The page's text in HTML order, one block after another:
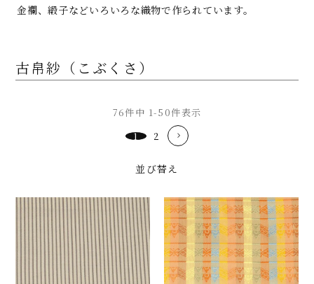
金襴、緞子などいろいろな織物で作られています。
古帛紗（こぶくさ）
並び替え
76件中 1-50件表示
1 2